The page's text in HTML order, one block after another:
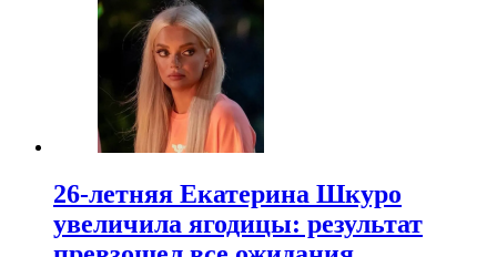
26-летняя Екатерина Шкуро
увеличила ягодицы: результат